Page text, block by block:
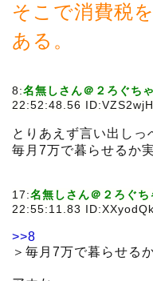
そこで消費税
ある。
8:名無しさん＠２ろぐち
22:52:48.56
とりあえず言い出しっ
毎月7万で暮らせるか
17:名無しさん＠２ろぐち
22:55:11.83
>>8
＞毎月7万で暮らせる